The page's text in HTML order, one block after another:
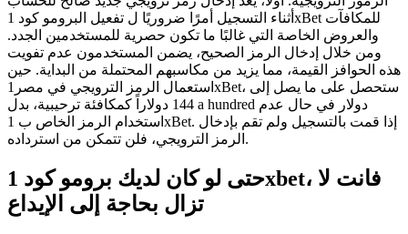
أثناء التسجيل أمرًا ضروريًا ل تفعيل البرومو كود 1xBet للمكافآت
والعروض الخاصة التي غالبًا ما تكون حصرية للمستخدمين الجدد.
ومن خلال إدخال الرمز الصحيح، يضمن المستخدمون عدم تفويت
هذه الحوافز القيمة، مما يزيد من مكاسبهم المحتملة من البداية. حين
استعمال الرمز الترويجي في مصر1xBet، ستحصل على ما يصل إلى
144 دولاراً كمكافئة ترحيبية، بدل a hundred دولار في حال عدم
استخدام الرمز الخاص ب 1xBet. إذا قمت بالتسجيل ولم تقم بإدخال
الرمز الترويجي، فلن تتمكن من استرداده.
حتى لو كان لديك برومو كود 1xbet، فانت لا
تزال بحاجة إلى الإيداع